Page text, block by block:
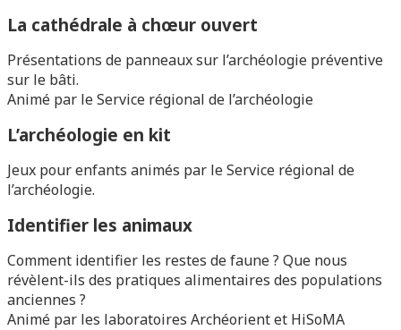
La cathédrale à chœur ouvert
Présentations de panneaux sur l’archéologie préventive
sur le bâti.
Animé par le Service régional de l’archéologie
L’archéologie en kit
Jeux pour enfants animés par le Service régional de
l’archéologie.
Identifier les animaux
Comment identifier les restes de faune ? Que nous
révèlent-ils des pratiques alimentaires des populations
anciennes ?
Animé par les laboratoires Archéorient et HiSoMA